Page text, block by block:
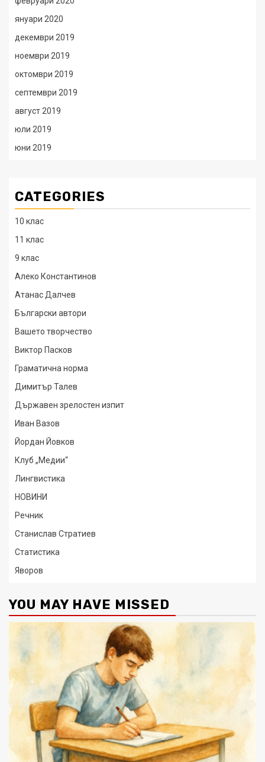
януари 2020
декември 2019
ноември 2019
октомври 2019
септември 2019
август 2019
юли 2019
юни 2019
CATEGORIES
10 клас
11 клас
9 клас
Алеко Константинов
Атанас Далчев
Български автори
Вашето творчество
Виктор Пасков
Граматична норма
Димитър Талев
Държавен зрелостен изпит
Иван Вазов
Йордан Йовков
Клуб „Медии“
Лингвистика
НОВИНИ
Речник
Станислав Стратиев
Статистика
Яворов
YOU MAY HAVE MISSED